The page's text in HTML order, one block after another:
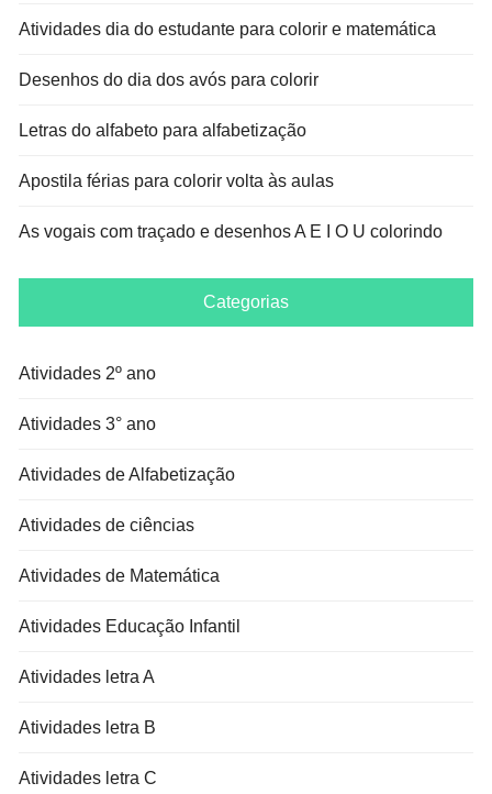
Atividades dia do estudante para colorir e matemática
Desenhos do dia dos avós para colorir
Letras do alfabeto para alfabetização
Apostila férias para colorir volta às aulas
As vogais com traçado e desenhos A E I O U colorindo
Categorias
Atividades 2º ano
Atividades 3° ano
Atividades de Alfabetização
Atividades de ciências
Atividades de Matemática
Atividades Educação Infantil
Atividades letra A
Atividades letra B
Atividades letra C